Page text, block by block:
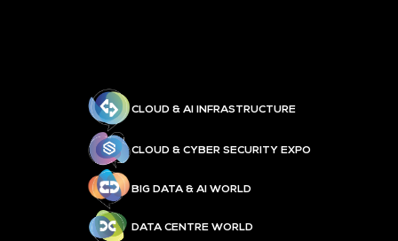
CLOUD & AI INFRASTRUCTURE
CLOUD & CYBER SECURITY EXPO
BIG DATA & AI WORLD
DATA CENTRE WORLD